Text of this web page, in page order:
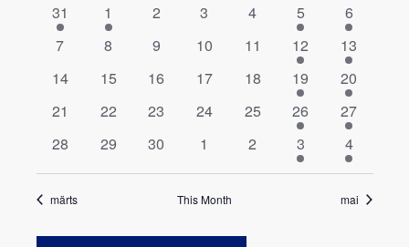
Events
1
event
31
1
event
1
0
2
0
3
0
4
2
events
5
3
events
6
0
7
0
8
0
9
0
10
0
11
1
event
12
2
events
13
0
14
0
15
0
16
0
17
0
18
1
event
19
2
events
20
0
21
0
22
0
23
0
24
0
25
2
events
26
2
events
27
0
28
0
29
0
30
0
1
0
2
1
event
3
3
events
4
märts This Month mai